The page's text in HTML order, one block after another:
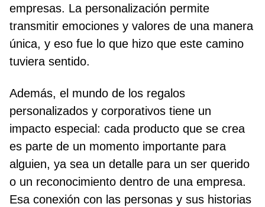
empresas. La personalización permite
transmitir emociones y valores de una manera
única, y eso fue lo que hizo que este camino
tuviera sentido.
Además, el mundo de los regalos
personalizados y corporativos tiene un
impacto especial: cada producto que se crea
es parte de un momento importante para
alguien, ya sea un detalle para un ser querido
o un reconocimiento dentro de una empresa.
Esa conexión con las personas y sus historias